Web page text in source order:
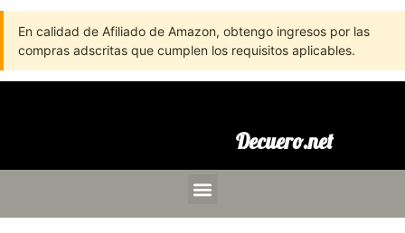
En calidad de Afiliado de Amazon, obtengo ingresos por las
compras adscritas que cumplen los requisitos aplicables.
Decuero.net